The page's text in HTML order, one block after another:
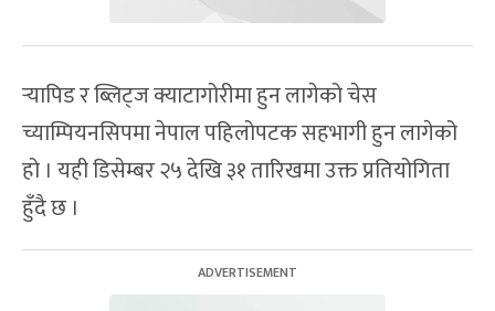
र्‍यापिड र ब्लिट्ज क्याटागोरीमा हुन लागेको चेस
च्याम्पियनसिपमा नेपाल पहिलोपटक सहभागी हुन लागेको
हो । यही डिसेम्बर २५ देखि ३१ तारिखमा उक्त प्रतियोगिता
हुँदै छ ।